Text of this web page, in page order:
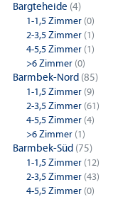
Bargteheide (4)
1-1,5 Zimmer (0)
2-3,5 Zimmer (1)
4-5,5 Zimmer (1)
>6 Zimmer (0)
Barmbek-Nord (85)
1-1,5 Zimmer (9)
2-3,5 Zimmer (61)
4-5,5 Zimmer (4)
>6 Zimmer (1)
Barmbek-Süd (75)
1-1,5 Zimmer (12)
2-3,5 Zimmer (43)
4-5,5 Zimmer (0)